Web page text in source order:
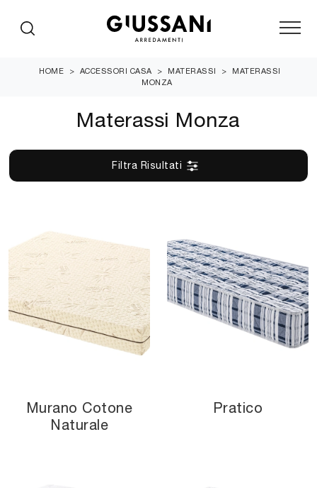
HOME > ACCESSORI CASA > MATERASSI >
MATERASSI
MONZA
Materassi Monza
Filtra Risultati
Murano Cotone
Naturale
Pratico